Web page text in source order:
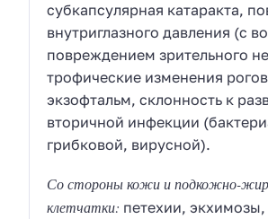
субкапсулярная катаракта,
внутриглазного давления (с
повреждением зрительного
трофические изменения
экзофтальм, склонность к
вторичной инфекции
грибковой, вирусной).
Со стороны кожи и подкожно-
клетчатки: петехии,